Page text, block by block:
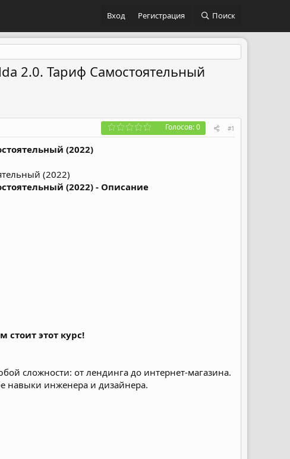
Вход Регистрация Поиск
2.0. Тариф Самостоятельный
Голосов: 0 #1
(2022)
(2022) - Описание
стоит этот курс!
сложности: от лендинга до интернет-магазина.
навыки инженера и дизайнера.